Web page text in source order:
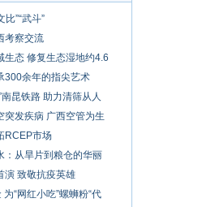
”“武斗”
考察交流
生态 修复生态湿地约4.6
300余年的指尖艺术
昆铁路 助力清筛从人
突发疾病 广西空管为生
RCEP市场
：从旱片到粮仓的华丽
演 致敬抗疫英雄
“网红小吃”螺蛳粉“代